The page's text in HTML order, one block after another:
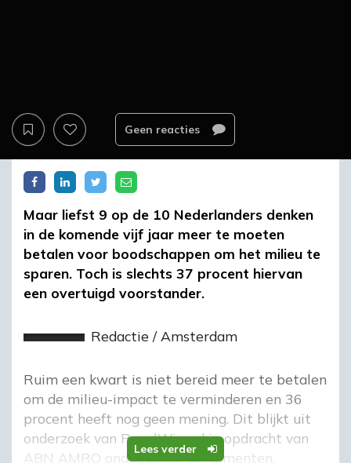
Geen reacties
Lees verder
Maar liefst 9 op de 10 Nederlanders denken
in de komende vijf jaar meer te moeten
betalen voor boodschappen om het milieu te
sparen. Toch is slechts 37 procent hiervan
een overtuigd voorstander.
Redactie / Amsterdam
Ruim een kwart is niet bereid meer te betalen
om de milieu-impact te verminderen en 36
procent heeft nog geen mening. Dit blijkt uit
onderzoek van PanelWizard in opdracht van
ABN AMRO onder 2.065 consumenten.